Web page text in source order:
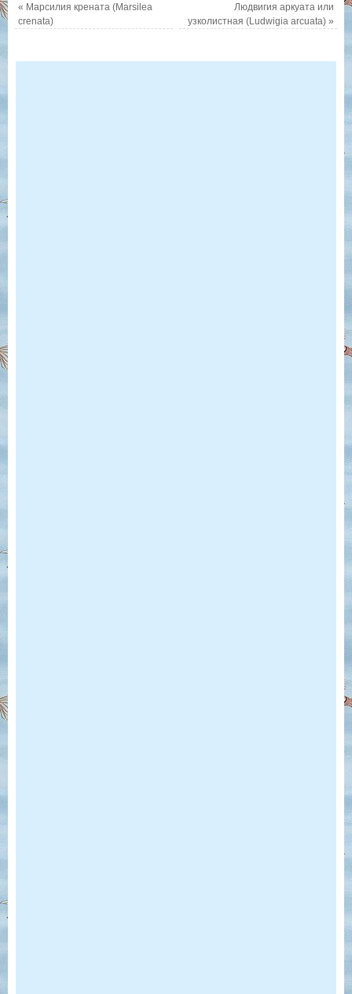
« Марсилия крената (Marsilea
crenata)
Людвигия аркуата или
узколистная (Ludwigia arcuata)»